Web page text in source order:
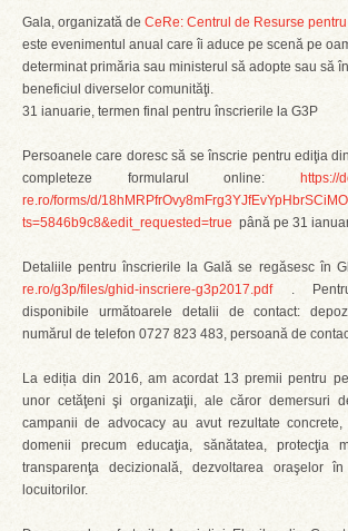
Gala, organizată de CeRe: Centrul de Resurse
este evenimentul anual care îi aduce pe scenă pe
determinat primăria sau ministerul să adopte sau să
beneficiul diverselor comunităţi.
31 ianuarie, termen final pentru înscrierile la G3P
Persoanele care doresc să se înscrie pentru ediţia
completeze formularul online:
https://
re.ro/forms/d/
ts=5846b9c8&edit_requested=true până pe 31
Detaliile pentru înscrierile la Gală se regăsesc în
re.ro/g3p/files/ghid-inscriere-g3p2017.pdf. Pentru
disponibile următoarele detalii de contact:
numărul de telefon 0727 823 483, persoană de
La ediția din 2016, am acordat 13 premii pentru
unor cetăţeni şi organizaţii, ale căror demersuri
campanii de advocacy au avut rezultate
domenii precum educaţia, sănătatea, protecţia
transparenţa decizională, dezvoltarea oraşelor
locuitorilor.